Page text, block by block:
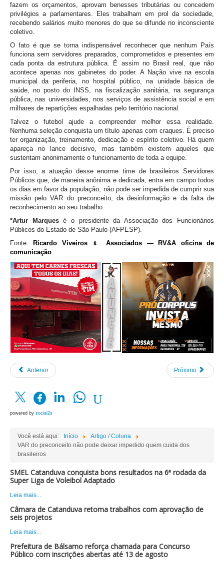
fazem os orçamentos, aprovam benesses tributárias ou concedem
privilégios a parlamentares. Eles trabalham em prol da sociedade,
recebendo salários muito menores do que se difunde no inconsciente
coletivo.
O fato é que se torna indispensável reconhecer que nenhum País
funciona sem servidores preparados, comprometidos e presentes em
cada ponta da estrutura pública. É assim no Brasil real, que não
acontece apenas nos gabinetes do poder. A Nação vive na escola
municipal da periferia, no hospital público, na unidade básica de
saúde, no posto do INSS, na fiscalização sanitária, na segurança
pública, nas universidades, nos serviços de assistência social e em
milhares de repartições espalhadas pelo território nacional.
Talvez o futebol ajude a compreender melhor essa realidade.
Nenhuma seleção conquista um título apenas com craques. É preciso
ter organização, treinamento, dedicação e espírito coletivo. Há quem
apareça no lance decisivo, mas também existem aqueles que
sustentam anonimamente o funcionamento de toda a equipe.
Por isso, a atuação desse enorme time de brasileiros Servidores
Públicos que, de maneira anônima e dedicada, entra em campo todos
os dias em favor da população, não pode ser impedida de cumprir sua
missão pelo VAR do preconceito, da desinformação e da falta de
reconhecimento ao seu trabalho.
*Artur Marquesé o presidente da Associação dos Funcionários
Públicos do Estado de São Paulo (AFPESP).
Fonte:
Ricardo Viveiros ﹠ Associados — RV&A oficina de
comunicação
Anterior Próximo
powered by social2s
Você está aqui: Início
Artigo / Coluna
VAR do preconceito não pode deixar impedido quem cuida dos
brasileiros
SMEL Catanduva conquista bons resultados na 6ª rodada da
Super Liga de Voleibol Adaptado
Leia mais...
Câmara de Catanduva retoma trabalhos com aprovação de
seis projetos
Leia mais...
Prefeitura de Bálsamo reforça chamada para Concurso
Público com inscrições abertas até 13 de agosto